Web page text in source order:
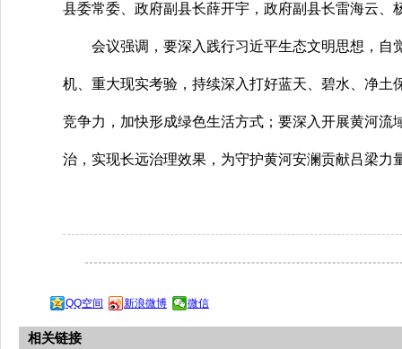
县委常委、政府副县长薛开宇，政府副县长雷海云
会议强调，要深入践行习近平生态文明思想，自
机、重大现实考验，持续深入打好蓝天、碧水、净
竞争力，加快形成绿色生活方式；要深入开展黄河
治，实现长远治理效果，为守护黄河安澜贡献吕梁力
QQ空间 新浪微博 微信
相关链接